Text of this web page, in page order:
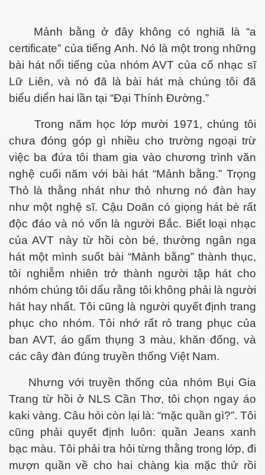
Mảnh bằng ở đây
không có nghiã là “a
certificate” của tiếng Anh. Nó là một trong những
bài hát nổi tiếng của nhóm AVT của cố nhạc sĩ
Lữ Liên, và nó đã là bài hát mà chúng tôi đã
biểu diển hai lần tại “Đại Thính Đường.”
Trong năm học lớp mười 1971, chúng tôi
chưa đóng góp gì nhiều cho trường ngoại trừ
việc ba đứa tôi tham gia vào chương trình văn
nghệ cuối năm với bài hát “Mảnh bằng.” Trọng
Thỏ là thằng nhát như thỏ nhưng nó đàn hay
như một nghệ sĩ. Cậu Doãn có giọng hát bè rất
độc đáo và nó vốn là người Bắc. Biết loại nhạc
của AVT này từ hồi còn bé, thường ngân nga
hát một mình suốt bài “Mảnh bằng” thành thục,
tôi nghiễm nhiên trở thành người tập hát cho
nhóm chúng tôi dẩu rằng tôi không phải là người
hát hay nhất. Tôi cũng là người quyết định trang
phục cho nhóm. Tôi nhớ rất rỏ trang phục của
ban AVT, áo gấm thụng 3 màu, khăn đống, và
các cây đàn đúng truyền thống Việt Nam.
Nhưng với truyền thống của nhóm Bụi Gia
Trang từ hồi ở NLS Cần Thơ, tôi chọn ngay áo
kaki vàng. Câu hỏi còn lại là: “mặc quần gì?”. Tôi
cũng phải quyết định luôn: quần Jeans xanh
bạc màu. Tôi phải tra hỏi từng thằng trong lớp, đi
mượn quần về cho hai chàng kia mặc thử rồi
5